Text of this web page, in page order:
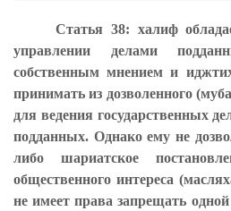
Статья 38: халиф
управлении делами
собственным мнением и
принимать из дозволенного
для ведения государственных
подданных. Однако ему не
либо шариатское
общественного интереса
не имеет права запрещать